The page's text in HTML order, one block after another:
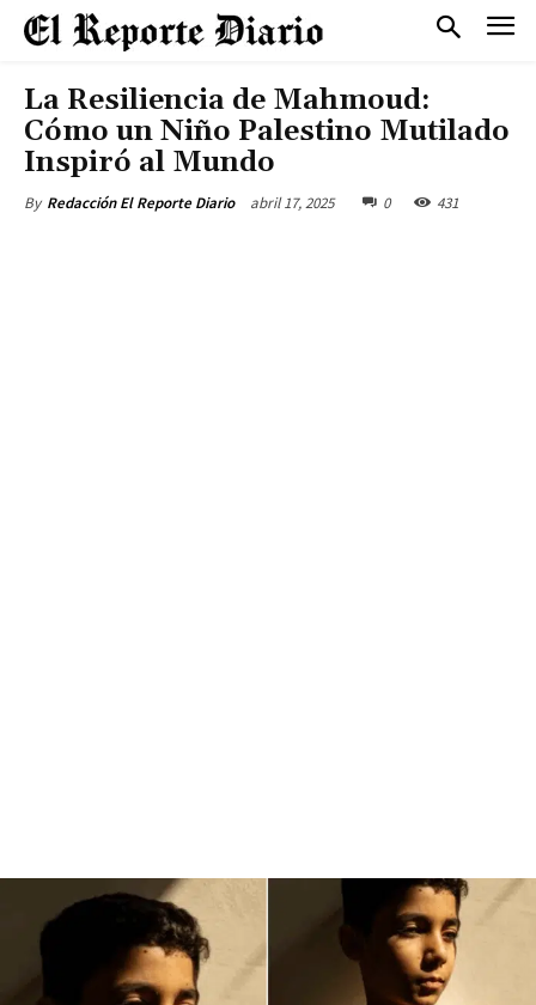
La Resiliencia de Mahmoud:
Cómo un Niño Palestino Mutilado
Inspiró al Mundo
By Redacción El Reporte Diario abril 17, 2025 0 431